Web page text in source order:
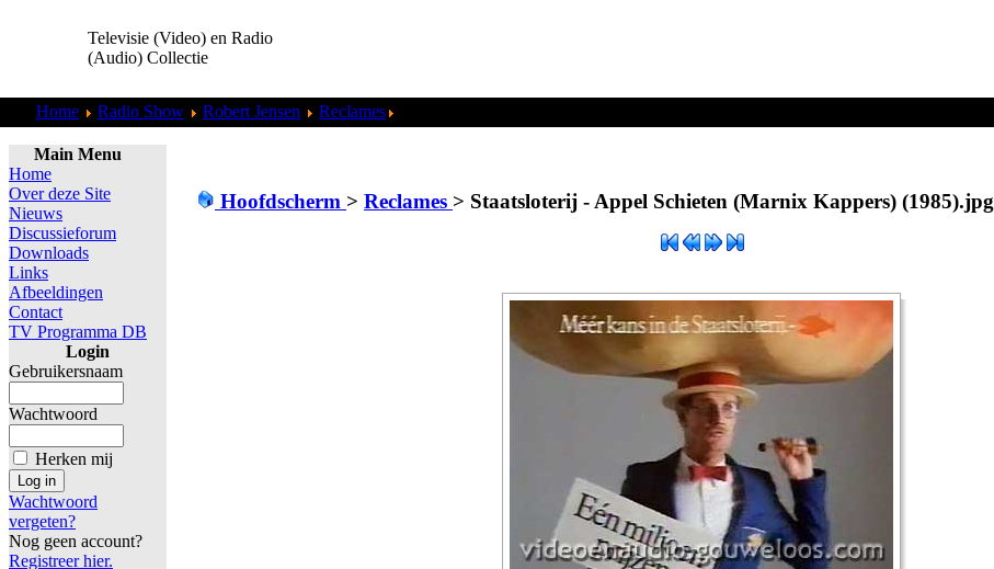
Televisie (Video) en Radio
(Audio) Collectie
Home Radio Show Robert Jensen Reclames
Main Menu
Home
Over deze Site
Nieuws
Discussieforum
Downloads
Links
Afbeeldingen
Contact
TV Programma DB
Login
Gebruikersnaam
Wachtwoord
Herken mij
Wachtwoord
vergeten?
Nog geen account?
Registreer hier.
Hoofdscherm > Reclames > Staatsloterij - Appel Schieten (Marnix Kappers) (1985).jpg